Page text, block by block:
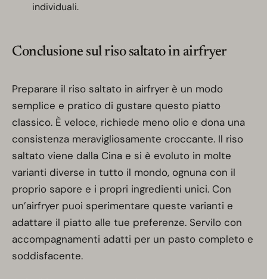
individuali.
Conclusione sul riso saltato in airfryer
Preparare il riso saltato in airfryer è un modo
semplice e pratico di gustare questo piatto
classico. È veloce, richiede meno olio e dona una
consistenza meravigliosamente croccante. Il riso
saltato viene dalla Cina e si è evoluto in molte
varianti diverse in tutto il mondo, ognuna con il
proprio sapore e i propri ingredienti unici. Con
un’airfryer puoi sperimentare queste varianti e
adattare il piatto alle tue preferenze. Servilo con
accompagnamenti adatti per un pasto completo e
soddisfacente.